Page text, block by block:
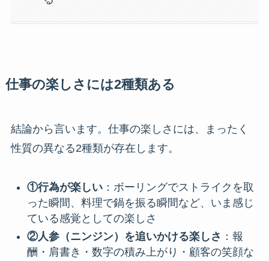
仕事の楽しさには2種類ある
結論から言います。仕事の楽しさには、まったく
性質の異なる2種類が存在します。
①行為が楽しい：ボーリングでストライクを取
った瞬間、料理で鍋を振る瞬間など、いま感じ
ている感覚としての楽しさ
②人参（ニンジン）を追いかける楽しさ ：報
酬・肩書き・数字の積み上がり・顧客の笑顔な